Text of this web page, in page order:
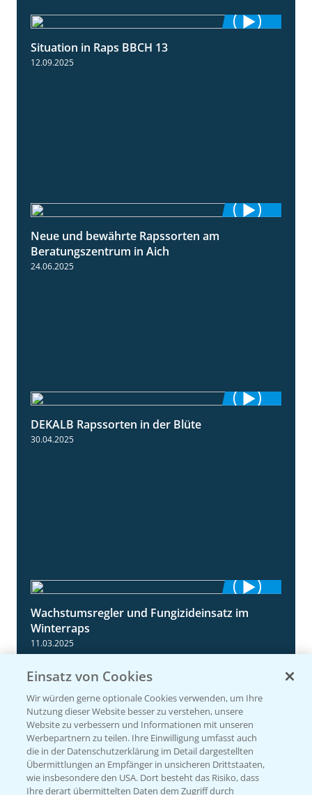
Situation in Raps BBCH 13
12.09.2025
Neue und bewährte Rapssorten am
Beratungszentrum in Aich
24.06.2025
DEKALB Rapssorten in der Blüte
30.04.2025
1:23
Wachstumsregler und Fungizideinsatz im
Winterraps
11.03.2025
Einsatz von Cookies
Wir würden gerne optionale Cookies verwenden, um Ihre
Nutzung dieser Website besser zu verstehen, unsere
Website zu verbessern und Informationen mit unseren
Werbepartnern zu teilen. Ihre Einwilligung umfasst auch
die in der Datenschutzerklärung im Detail dargestellten
Übermittlungen an Empfänger in unsicheren Drittstaaten,
wie insbesondere den USA. Dort besteht das Risiko, dass
Ihre derart übermittelten Daten dem Zugriff durch